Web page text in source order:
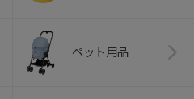
ペット用品